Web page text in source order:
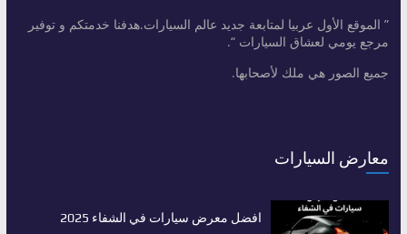
” الموقع الأول عربيا لمتابعة جديد عالم السيارات.هدفنا خدمتكم و توفير
مرجع يومي لعشاق السيارات “.
جميع الصور هي ملك لأصحابها.
معارض السيارات
افضل معرض سيارات في الشفاء 2025